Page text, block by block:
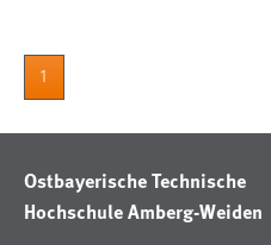
1
Ostbayerische Technische
Hochschule Amberg-Weiden
Name:
Zweck: